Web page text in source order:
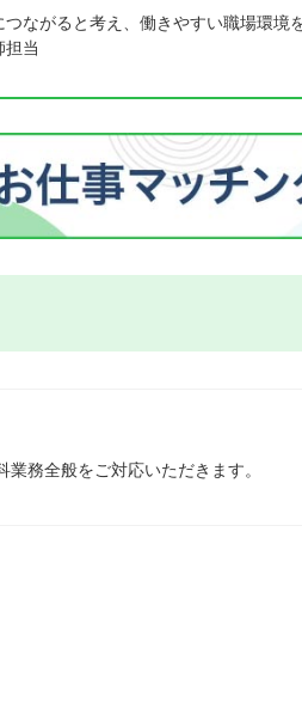
ながると考え、働きやすい職場環境
当
務全般をご対応いただきます。